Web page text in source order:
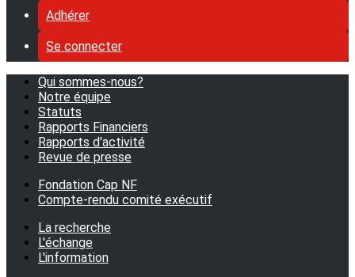
Adhérer
Se connecter
Qui sommes-nous?
Notre équipe
Statuts
Rapports Financiers
Rapports d'activité
Revue de presse
Fondation Cap NF
Compte-rendu comité exécutif
La recherche
L'échange
L'information